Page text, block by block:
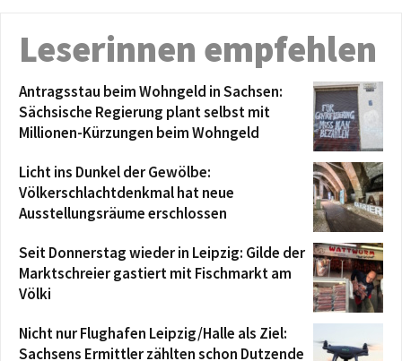
Leserinnen empfehlen
Antragsstau beim Wohngeld in Sachsen:
Sächsische Regierung plant selbst mit
Millionen-Kürzungen beim Wohngeld
Licht ins Dunkel der Gewölbe:
Völkerschlachtdenkmal hat neue
Ausstellungsräume erschlossen
Seit Donnerstag wieder in Leipzig: Gilde der
Marktschreier gastiert mit Fischmarkt am
Völki
Nicht nur Flughafen Leipzig/Halle als Ziel:
Sachsens Ermittler zählten schon Dutzende